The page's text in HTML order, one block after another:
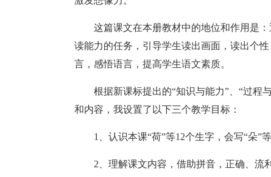
这篇课文在本册教材中的地位和作用是
读能力的任务，引导学生读出画面，读出个
言，感悟语言，提高学生语文素质。
根据新课标提出的“知识与能力”、“过程
和内容，我设置了以下三个教学目标：
1、认识本课“荷”等12个生字，会写“朵”等
2、理解课文内容，借助拼音，正确、流